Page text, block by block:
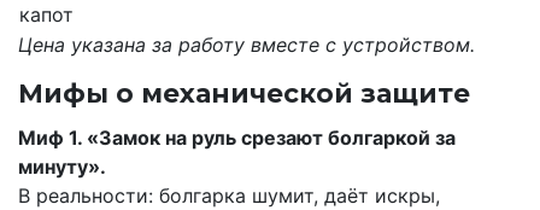
капот
Цена указана за работу вместе с устройством.
Мифы о механической защите
Миф 1. «Замок на руль срезают болгаркой за
минуту».
В реальности: болгарка шумит, даёт искры,